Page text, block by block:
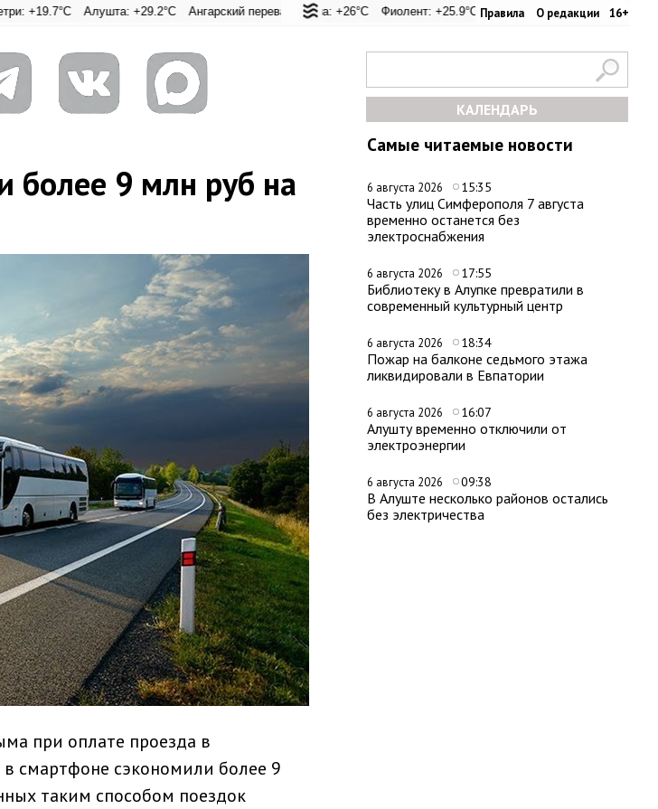
Правила О редакции 16+
Адмиральская Лагуна: +26°C Фиолент: +25.9°C Казачья бухта: +25.9°C Херсонес:
Алушта: +29.2°C Ангарский перевал: +20.9°C Евпатория: +24.5°C Керчь: +30.6°C Никитский сад: +28.4°C
КАЛЕНДАРЬ
Самые читаемые новости
6 августа 2026 15:35
Часть улиц Симферополя 7 августа
временно останется без
электроснабжения
6 августа 2026 17:55
Библиотеку в Алупке превратили в
современный культурный центр
6 августа 2026 18:34
Пожар на балконе седьмого этажа
ликвидировали в Евпатории
6 августа 2026 16:07
Алушту временно отключили от
электроэнергии
6 августа 2026 09:38
В Алуште несколько районов остались
без электричества
более 9 млн руб на
при оплате проезда в
смартфоне сэкономили более 9
таким способом поездок